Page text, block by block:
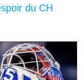
du CH